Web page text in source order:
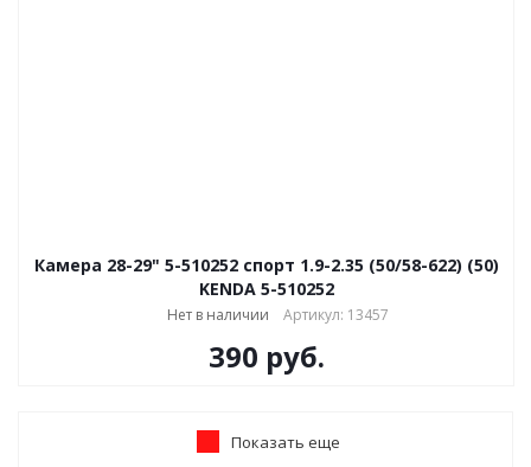
Камера 28-29" 5-510252 спорт 1.9-2.35 (50/58-622) (50)
KENDA 5-510252
Нет в наличии Артикул: 13457
390 руб.
Показать еще